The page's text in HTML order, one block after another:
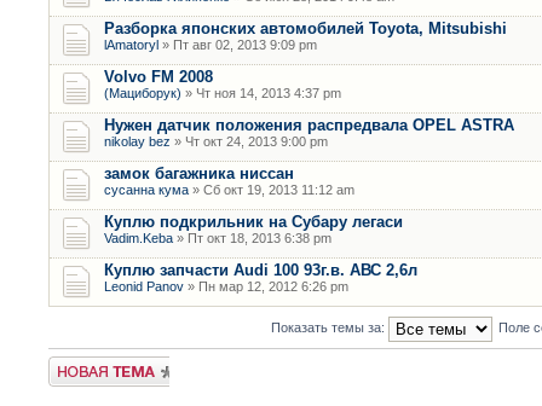
Разборка японских автомобилей Toyota, Mitsubishi
lAmatoryl » Пт авг 02, 2013 9:09 pm
Volvo FM 2008
(Мациборук) » Чт ноя 14, 2013 4:37 pm
Нужен датчик положения распредвала OPEL ASTRA
nikolay bez » Чт окт 24, 2013 9:00 pm
замок багажника ниссан
сусанна кума » Сб окт 19, 2013 11:12 am
Куплю подкрильник на Субару легаси
Vadim.Keba » Пт окт 18, 2013 6:38 pm
Куплю запчасти Audi 100 93г.в. АВС 2,6л
Leonid Panov » Пн мар 12, 2012 6:26 pm
Показать темы за: Поле
Новая тема